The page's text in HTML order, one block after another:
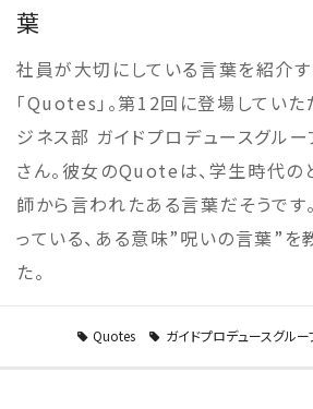
葉
社員が大切にしている言葉を紹介
「Quotes」。第12回に登場していた
ジネス部 ガイドプロデュースグル
さん。彼女のQuoteは、学生時代の
師から言われたある言葉だそうです
っている、ある意味”呪いの言葉”を
た。
Quotes ガイドプロデュースグルー